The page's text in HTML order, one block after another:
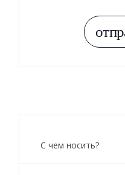
С чем носить?